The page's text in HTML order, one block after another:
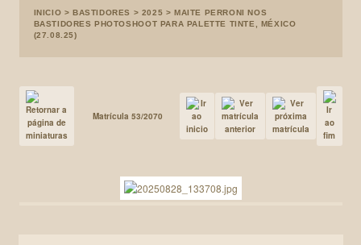
INICIO > BASTIDORES > 2025 > MAITE PERRONI NOS
BASTIDORES PHOTOSHOOT PARA PALETTE TINTE, MÉXICO
(27.08.25)
Matrícula 53/2070